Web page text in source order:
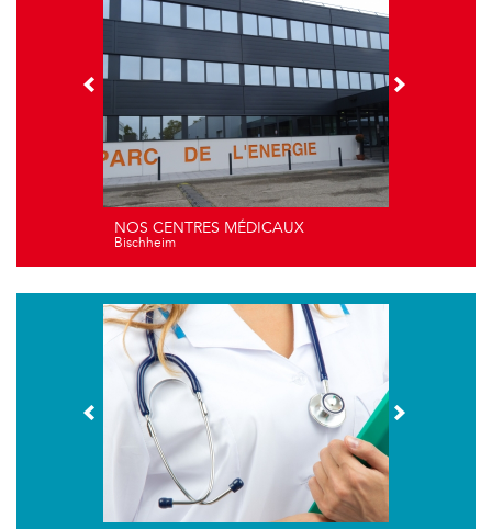
NOS CENTRES MÉDICAUX
Bischheim